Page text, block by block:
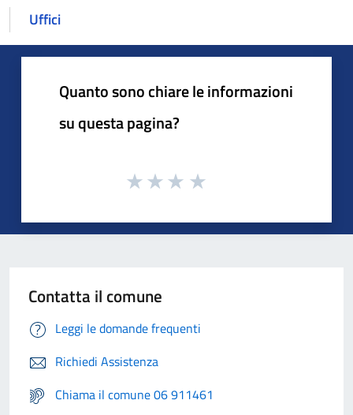
Uffici
Quanto sono chiare le informazioni
su questa pagina?
Contatta il comune
Leggi le domande frequenti
Richiedi Assistenza
Chiama il comune 06 911461